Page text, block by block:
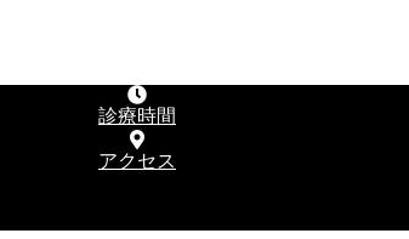
診療時間
アクセス